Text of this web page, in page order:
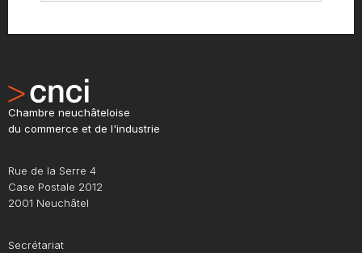
Chambre neuchâteloise
du commerce et de l'industrie
Rue de la Serre 4
Case Postale 2012
2001 Neuchâtel
Secrétariat